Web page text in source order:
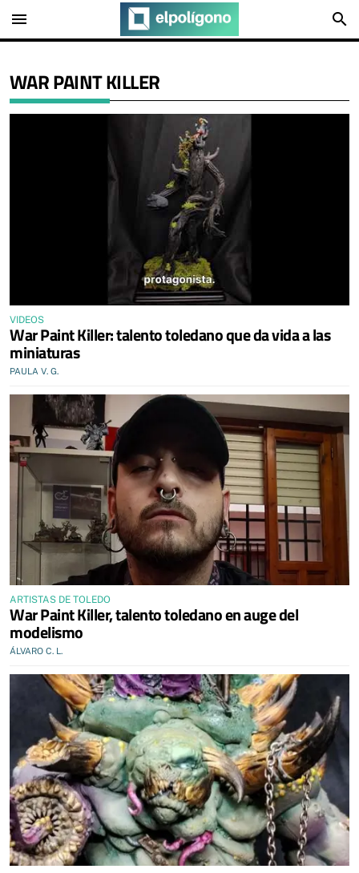
menu search
WAR PAINT KILLER
VIDEOS
War Paint Killer: talento toledano que da vida a las
miniaturas
PAULA V. G.
ARTISTAS DE TOLEDO
War Paint Killer, talento toledano en auge del
modelismo
ÁLVARO C. L.